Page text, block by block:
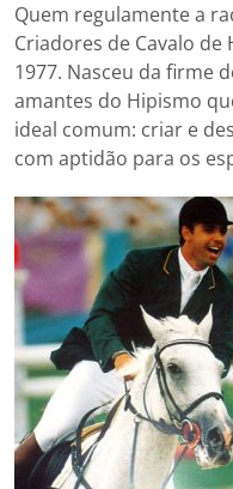
Quem regulamente a
Criadores de Cavalo de
1977. Nasceu da firme
amantes do Hipismo
ideal comum: criar e
com aptidão para os